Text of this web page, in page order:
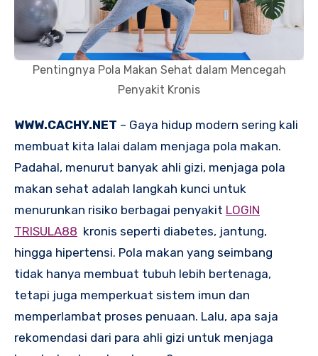
Pentingnya Pola Makan Sehat dalam Mencegah
Penyakit Kronis
WWW.CACHY.NET – Gaya hidup modern sering kali
membuat kita lalai dalam menjaga pola makan.
Padahal, menurut banyak ahli gizi, menjaga pola
makan sehat adalah langkah kunci untuk
menurunkan risiko berbagai penyakit LOGIN
TRISULA88 kronis seperti diabetes, jantung,
hingga hipertensi. Pola makan yang seimbang
tidak hanya membuat tubuh lebih bertenaga,
tetapi juga memperkuat sistem imun dan
memperlambat proses penuaan. Lalu, apa saja
rekomendasi dari para ahli gizi untuk menjaga